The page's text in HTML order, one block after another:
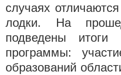
случаях
лодки. На
подведены
программы:
образований